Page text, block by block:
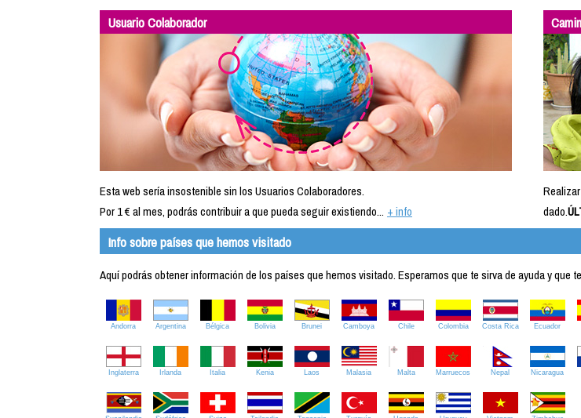
Usuario Colaborador
Esta web sería insostenible sin los Usuarios Colaboradores.
Por 1 € al mes, podrás contribuir a que pueda seguir existiendo... + info
dado.
Info sobre países que hemos visitado
Aquí podrás obtener información de los países que hemos visitado. Esperamos que te sirva de ayuda y que
Andorra Argentina Bélgica Bolivia Brunei Camboya Chile Colombia Costa Rica Ecuador
Inglaterra Irlanda Italia Kenia Laos Malasia Malta Marruecos Nepal Nicaragua